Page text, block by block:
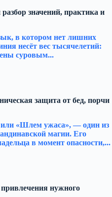
значений, практика и
в котором нет лишних
несёт вес тысячелетий:
суровым...
защита от бед, порчи
или «Шлем ужаса», — один из
магии. Его
в момент опасности,...
нужного